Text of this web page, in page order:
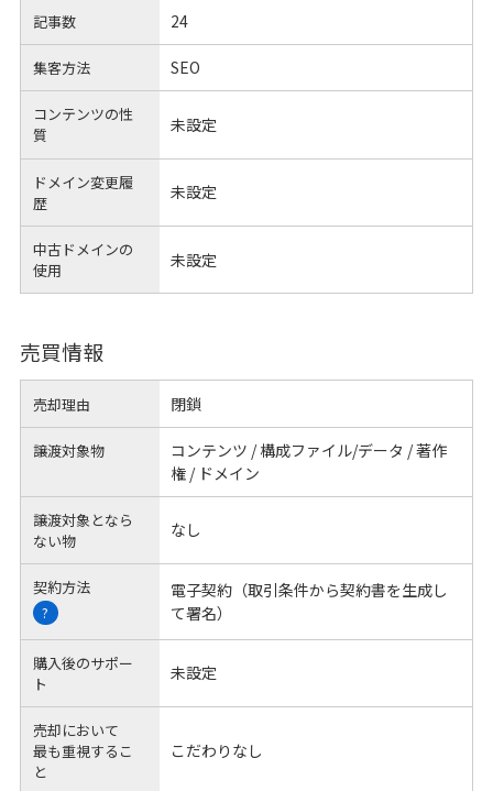
記事数 24
集客方法 SEO
コンテンツの性
質
未設定
ドメイン変更履
歴
未設定
中古ドメインの
使用
未設定
売買情報
売却理由 閉鎖
譲渡対象物
コンテンツ / 構成ファイル/データ / 著作
権 / ドメイン
譲渡対象となら
ない物
なし
契約方法
?
電子契約（取引条件から契約書を生成し
て署名）
購入後のサポー
ト
未設定
売却において
最も重視するこ
と
こだわりなし